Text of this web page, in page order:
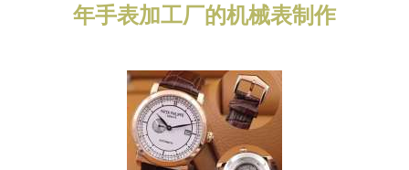
年手表加工厂的机械表制作